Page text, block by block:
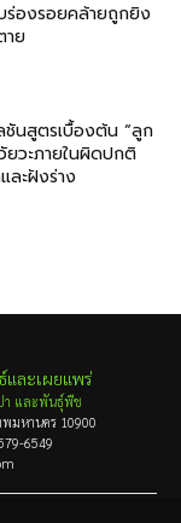
องรอยคล้ายถูกยิง
าย
ชันสูตรเบื้องต้น “ลูก
ยวะภายในผิดปกติ
ะฝังร่าง
และเผยแพร่
า และพันธุ์พืช
มหานคร 10900
6549